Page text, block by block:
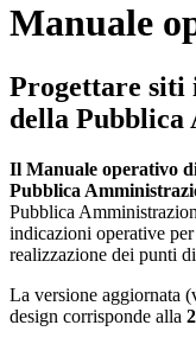
Manuale
Progettare siti
della Pubblica
Il Manuale operativo
Pubblica
Pubblica
indicazioni operative
realizzazione dei punti
La versione aggiornata
design corrisponde alla